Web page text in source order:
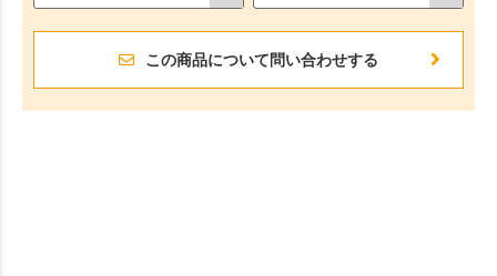
この商品について問い合わせする